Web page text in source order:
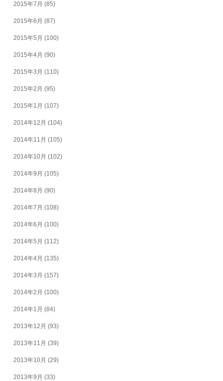
2015年7月 (85)
2015年6月 (87)
2015年5月 (100)
2015年4月 (90)
2015年3月 (110)
2015年2月 (95)
2015年1月 (107)
2014年12月 (104)
2014年11月 (105)
2014年10月 (102)
2014年9月 (105)
2014年8月 (90)
2014年7月 (108)
2014年6月 (100)
2014年5月 (112)
2014年4月 (135)
2014年3月 (157)
2014年2月 (100)
2014年1月 (84)
2013年12月 (93)
2013年11月 (39)
2013年10月 (29)
2013年9月 (33)